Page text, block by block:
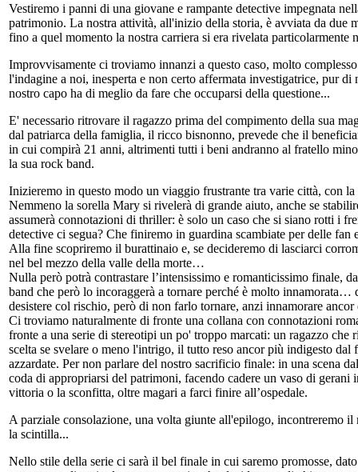
Vestiremo i panni di una giovane e rampante detective impegnata
patrimonio. La nostra attività, all'inizio della storia, è avviata da due
fino a quel momento la nostra carriera si era rivelata particolarmente
Improvvisamente ci troviamo innanzi a questo caso, molto
l'indagine a noi, inesperta e non certo affermata investigatrice, pur
nostro capo ha di meglio da fare che occuparsi della questione...
E' necessario ritrovare il ragazzo prima del compimento della sua
dal patriarca della famiglia, il ricco bisnonno, prevede che il
in cui compirà 21 anni, altrimenti tutti i beni andranno al fratello
la sua rock band.
Inizieremo in questo modo un viaggio frustrante tra varie città, con
Nemmeno la sorella Mary si rivelerà di grande aiuto, anche se
assumerà connotazioni di thriller: è solo un caso che si siano rotti i
detective ci segua? Che finiremo in guardina scambiate per delle fan
Alla fine scopriremo il burattinaio e, se decideremo di lasciarci
nel bel mezzo della valle della morte…
Nulla però potrà contrastare l’intensissimo e romanticissimo finale,
band che però lo incoraggerà a tornare perché è molto
desistere col rischio, però di non farlo tornare, anzi innamorare
Ci troviamo naturalmente di fronte una collana con connotazioni
fronte a una serie di stereotipi un po' troppo marcati: un ragazzo
scelta se svelare o meno l'intrigo, il tutto reso ancor più indigesto
azzardate. Per non parlare del nostro sacrificio finale: in una scena
coda di appropriarsi del patrimoni, facendo cadere un vaso di
vittoria o la sconfitta, oltre magari a farci finire all’ospedale.
A parziale consolazione, una volta giunte all'epilogo, incontreremo
la scintilla...
Nello stile della serie ci sarà il bel finale in cui saremo promosse,